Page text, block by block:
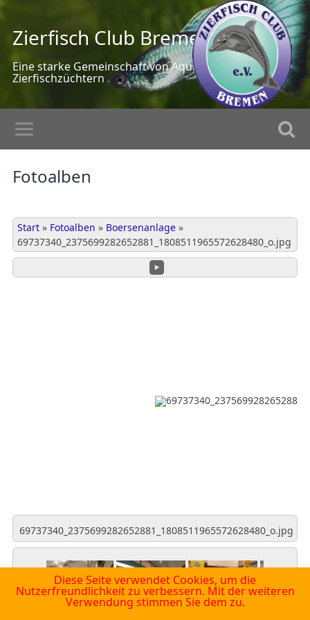
Zierfisch Club Bremen
Eine starke Gemeinschaft von Aquarianern und
Zierfischzüchtern
Fotoalben
Start» Fotoalben » Boersenanlage»
69737340_2375699282652881_1808511965572628480_o.jpg
69737340_2375699282652881_1808511965572628480_o.jpg
Diese Seite verwendet Cookies, um die
Nutzerfreundlichkeit zu verbessern. Mit der weiteren
Verwendung stimmen Sie dem zu.